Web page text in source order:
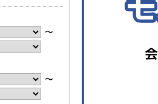
〜
〜